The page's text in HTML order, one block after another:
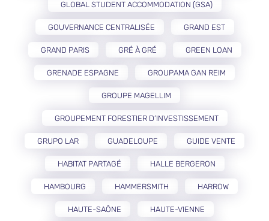
GLOBAL STUDENT ACCOMMODATION (GSA)
GOUVERNANCE CENTRALISÉE GRAND EST
GRAND PARIS GRÉ À GRÉ GREEN LOAN
GRENADE ESPAGNE GROUPAMA GAN REIM
GROUPE MAGELLIM
GROUPEMENT FORESTIER D’INVESTISSEMENT
GRUPO LAR GUADELOUPE GUIDE VENTE
HABITAT PARTAGÉ HALLE BERGERON
HAMBOURG HAMMERSMITH HARROW
HAUTE-SAÔNE HAUTE-VIENNE